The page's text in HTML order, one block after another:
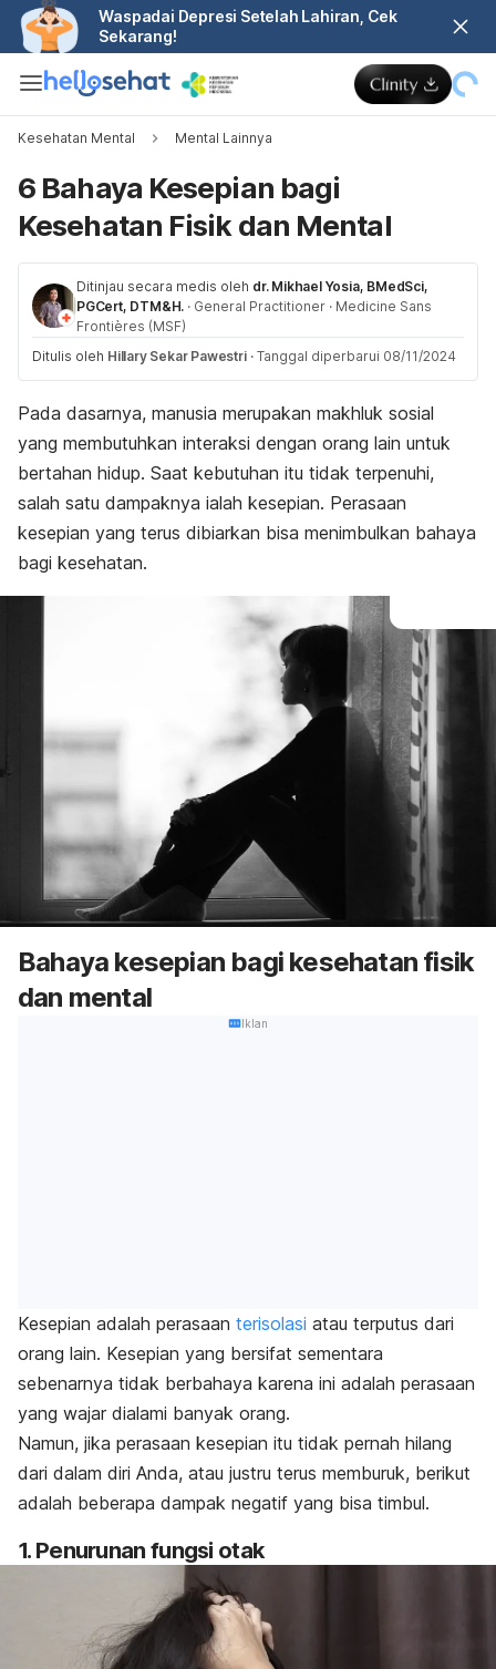
Waspadai Depresi Setelah Lahiran, Cek
Sekarang!
Kesehatan Mental Mental Lainnya
6 Bahaya Kesepian bagi
Kesehatan Fisik dan Mental
Ditinjau secara medis oleh dr. Mikhael Yosia, BMedSci,
PGCert, DTM&H. · General Practitioner · Medicine Sans
Frontières (MSF)
Ditulis oleh Hillary Sekar Pawestri · Tanggal diperbarui 08/11/2024
Pada dasarnya, manusia merupakan makhluk sosial
yang membutuhkan interaksi dengan orang lain untuk
bertahan hidup. Saat kebutuhan itu tidak terpenuhi,
salah satu dampaknya ialah kesepian. Perasaan
kesepian yang terus dibiarkan bisa menimbulkan bahaya
bagi kesehatan.
Bahaya kesepian bagi kesehatan fisik
dan mental
Iklan
Kesepian adalah perasaan terisolasi atau terputus dari
orang lain. Kesepian yang bersifat sementara
sebenarnya tidak berbahaya karena ini adalah perasaan
yang wajar dialami banyak orang.
Namun, jika perasaan kesepian itu tidak pernah hilang
dari dalam diri Anda, atau justru terus memburuk, berikut
adalah beberapa dampak negatif yang bisa timbul.
1. Penurunan fungsi otak